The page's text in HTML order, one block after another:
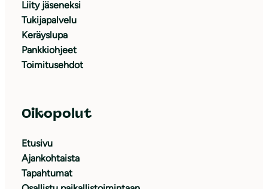
Liity jäseneksi
Tukijapalvelu
Keräyslupa
Pankkiohjeet
Toimitusehdot
Oikopolut
Etusivu
Ajankohtaista
Tapahtumat